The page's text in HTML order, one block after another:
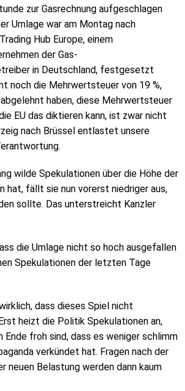
zur Gasrechnung aufgeschlagen
Umlage war am Montag nach
Hub Europe, einem
der Gas-
in Deutschland, festgesetzt
noch die Mehrwertsteuer von 19 %,
haben, diese Mehrwertsteuer
EU das diktieren kann, ist zwar nicht
nach Brüssel entlastet unsere
wilde Spekulationen über die Höhe der
hat, fällt sie nun vorerst niedriger aus,
sollte. Das unterstreicht Kanzler
die Umlage nicht so hoch ausgefallen
Spekulationen der letzten Tage
dass dieses Spiel nicht
heizt die Politik Spekulationen an,
Ende froh sind, dass es weniger schlimm
verkündet hat. Fragen nach der
neuen Belastung werden dann kaum